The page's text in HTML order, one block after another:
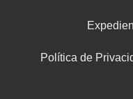
Política de